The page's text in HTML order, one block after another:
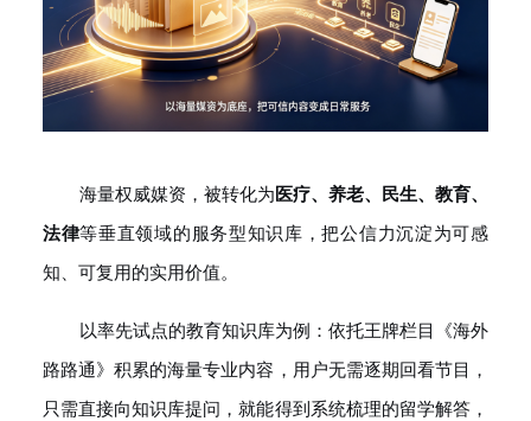
海量权威媒资，被转化为医疗、养老、民生、教育、
法律等垂直领域的服务型知识库，把公信力沉淀为可感
知、可复用的实用价值。
以率先试点的教育知识库为例：依托王牌栏目《海外
路路通》积累的海量专业内容，用户无需逐期回看节目，
只需直接向知识库提问，就能得到系统梳理的留学解答，